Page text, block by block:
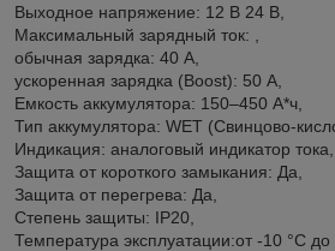
Выxодное напряжение: 12 В 24 В,
Максимальный зарядный ток: ,
обычная зарядка: 40 А,
ускоренная зарядка (Boost): 50 A,
Емкость аккумулятора: 150–450 А*ч,
Тип аккумулятора: WET (Свинцово-
Индикация: аналоговый индикатор тока,
Защита от короткого замыкания: Да,
Защита от перегрева: Да,
Степень защиты: IP20,
Температура эксплуатации:от -10 °C до